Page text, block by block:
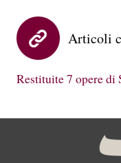
Articoli
Restituite 7 opere